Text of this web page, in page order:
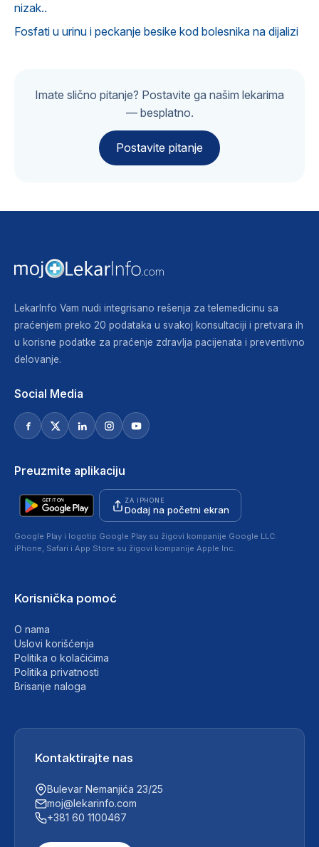
nizak..
Fosfati u urinu i peckanje besike kod bolesnika na dijalizi
Imate slično pitanje? Postavite ga našim lekarima
— besplatno.
Postavite pitanje
LekarInfo Vam nudi integrisano rešenja za telemedicinu sa
praćenjem preko 20 podataka u svakoj konsultaciji i pretvara ih
u korisne podatke za praćenje zdravlja pacijenata i preventivno
delovanje.
Social Media
Preuzmite aplikaciju
ZA IPHONE
Dodaj na početni ekran
Google Play i logotip Google Play su žigovi kompanije Google LLC.
iPhone, Safari i App Store su žigovi kompanije Apple Inc.
Korisnička pomoć
O nama
Uslovi korišćenja
Politika o kolačićima
Politika privatnosti
Brisanje naloga
Kontaktirajte nas
Bulevar Nemanjića 23/25
moj@lekarinfo.com
+381 60 1100467